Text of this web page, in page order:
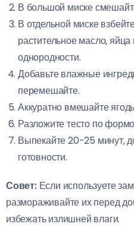
В большой миске
В отдельной миске
растительное масло,
однородности.
Добавьте влажные
перемешайте.
Аккуратно вмешайте
Разложите тесто по
Выпекайте 20-25 минут,
готовности.
Совет:Если используете
размораживайте их перед
избежать излишней влаги.